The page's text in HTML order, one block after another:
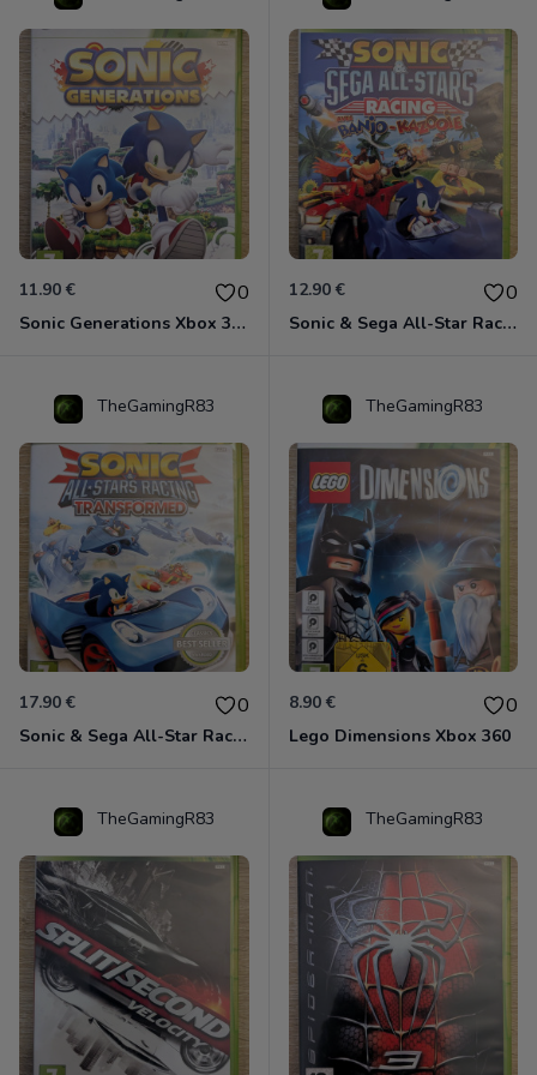
11.90 € 0
Sonic Generations Xbox 360
12.90 € 0
Sonic & Sega All-Star Racing avec Banjo-Kazooie Xbox 360
TheGamingR83
17.90 € 0
Sonic & Sega All-Star Racing - Transformed Xbox 360
TheGamingR83
8.90 € 0
Lego Dimensions Xbox 360
TheGamingR83 TheGamingR83